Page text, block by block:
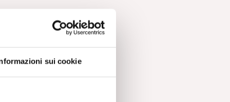
sui cookie